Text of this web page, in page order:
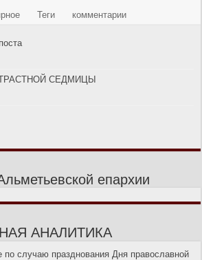
Теги комментарии
СЕДМИЦЫ
епархии
АНАЛИТИКА
случаю празднования Дня православной